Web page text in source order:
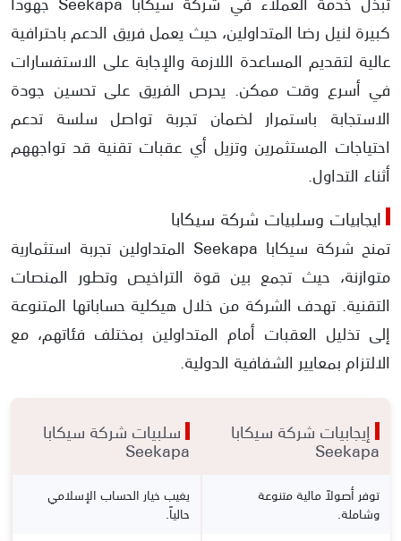
كبيرة لنيل رضا المتداولين، حيث يعمل فريق الدعم باحترافية
عالية لتقديم المساعدة اللازمة والإجابة على الاستفسارات
في أسرع وقت ممكن. يحرص الفريق على تحسين جودة
الاستجابة باستمرار لضمان تجربة تواصل سلسة تدعم
احتياجات المستثمرين وتزيل أي عقبات تقنية قد تواجههم
أثناء التداول.
ايجابيات وسلبيات شركة سيكابا
تمنح شركة سيكابا Seekapa المتداولين تجربة استثمارية
متوازنة، حيث تجمع بين قوة التراخيص وتطور المنصات
التقنية. تهدف الشركة من خلال هيكلية حساباتها المتنوعة
إلى تذليل العقبات أمام المتداولين بمختلف فئاتهم، مع
الالتزام بمعايير الشفافية الدولية.
إيجابيات شركة سيكابا
Seekapa
سلبيات شركة سيكابا
Seekapa
توفر أصولاً مالية متنوعة
وشاملة.
يغيب خيار الحساب الإسلامي
حالياً.